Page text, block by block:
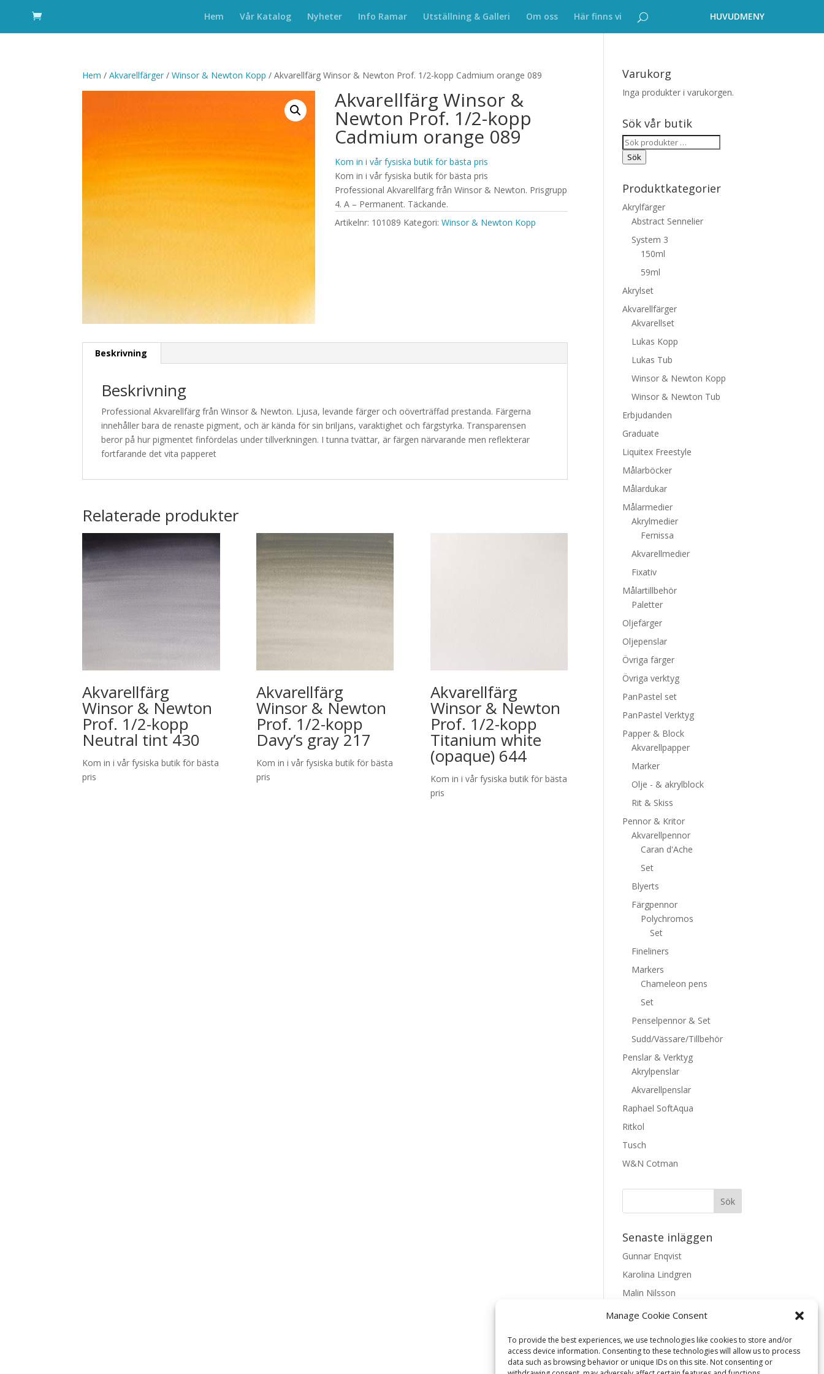
Manage Cookie Consent
To provide the best experiences, we use technologies like cookies to store and/or
access device information. Consenting to these technologies will allow us to process
data such as browsing behavior or unique IDs on this site. Not consenting or
Hem Vår Katalog Nyheter Info Ramar Utställning & Galleri Om oss Här finns vi
Hem /Akvarellfärger /Winsor & Newton Kopp / Akvarellfärg Winsor & Newton Prof. 1/2-kopp Cadmium orange 089
Akvarellfärg Winsor &
Newton Prof. 1/2-kopp
Cadmium orange 089
Kom in i vår fysiska butik för bästa pris
Kom in i vår fysiska butik för bästa pris
Professional Akvarellfärg från Winsor & Newton. Prisgrupp
4. A – Permanent. Täckande.
Artikelnr: 101089 Kategori:Winsor & Newton Kopp
Beskrivning
Beskrivning
Professional Akvarellfärg från Winsor & Newton. Ljusa, levande färger och oöverträffad prestanda. Färgerna
innehåller bara de renaste pigment, och är kända för sin briljans, varaktighet och färgstyrka. Transparensen
beror på hur pigmentet finfördelas under tillverkningen. I tunna tvättar, är färgen närvarande men reflekterar
fortfarande det vita papperet
Relaterade produkter
Akvarellfärg
Winsor & Newton
Prof. 1/2-kopp
Neutral tint 430
Kom in i vår fysiska butik för bästa
pris
Akvarellfärg
Winsor & Newton
Prof. 1/2-kopp
Davy’s gray 217
Kom in i vår fysiska butik för bästa
pris
Akvarellfärg
Winsor & Newton
Prof. 1/2-kopp
Titanium white
(opaque) 644
Kom in i vår fysiska butik för bästa
pris
Varukorg
Inga produkter i varukorgen.
Sök vår butik
Sök
efter:
Sök
Produktkategorier
Akrylfärger
Abstract Sennelier
System 3
150ml
59ml
Akrylset
Akvarellfärger
Akvarellset
Lukas Kopp
Lukas Tub
Winsor & Newton Kopp
Winsor & Newton Tub
Erbjudanden
Graduate
Liquitex Freestyle
Målarböcker
Målardukar
Målarmedier
Akrylmedier
Fernissa
Akvarellmedier
Fixativ
Målartillbehör
Paletter
Oljefärger
Oljepenslar
Övriga färger
Övriga verktyg
PanPastel set
PanPastel Verktyg
Papper & Block
Akvarellpapper
Marker
Olje - & akrylblock
Rit & Skiss
Pennor & Kritor
Akvarellpennor
Caran d'Ache
Set
Blyerts
Färgpennor
Polychromos
Set
Fineliners
Markers
Chameleon pens
Set
Penselpennor & Set
Sudd/Vässare/Tillbehör
Penslar & Verktyg
Akrylpenslar
Akvarellpenslar
Raphael SoftAqua
Ritkol
Tusch
W&N Cotman
Senaste inläggen
Gunnar Enqvist
Karolina Lindgren
Malin Nilsson
Mattis Skogsskir
Textarkiv